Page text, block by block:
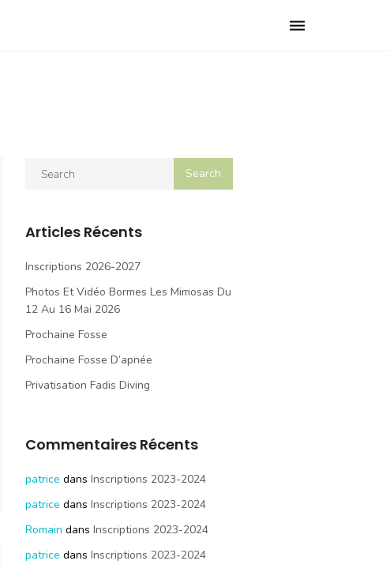
Toggle
Articles Récents
Inscriptions 2026-2027
Photos Et Vidéo Bormes Les Mimosas Du
12 Au 16 Mai 2026
Prochaine Fosse
Prochaine Fosse D’apnée
Privatisation Fadis Diving
Commentaires Récents
patrice dans Inscriptions 2023-2024
patrice dans Inscriptions 2023-2024
Romain dans Inscriptions 2023-2024
patrice dans Inscriptions 2023-2024